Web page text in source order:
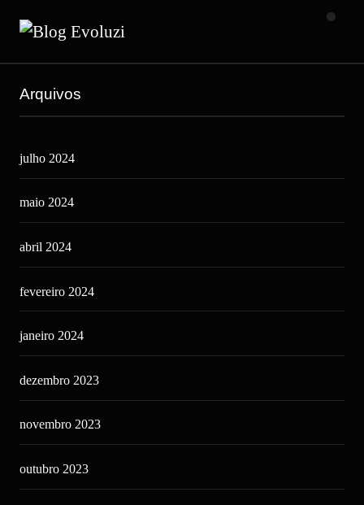
Arquivos
julho 2024
maio 2024
abril 2024
fevereiro 2024
janeiro 2024
dezembro 2023
novembro 2023
outubro 2023